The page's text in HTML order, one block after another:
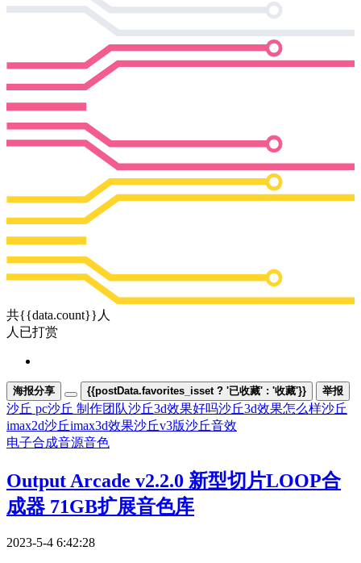
共{{data.count}}人
人已打赏
海报分享 {{postData.favorites_isset ? '已收藏' : '收藏'}} 举报
沙丘 pc沙丘 制作团队沙丘3d效果好吗沙丘3d效果怎么样沙丘
imax2d沙丘imax3d效果沙丘v3版沙丘音效
电子合成音源音色
Output Arcade v2.2.0 新型切片LOOP合
成器 71GB扩展音色库
2023-5-4 6:42:28